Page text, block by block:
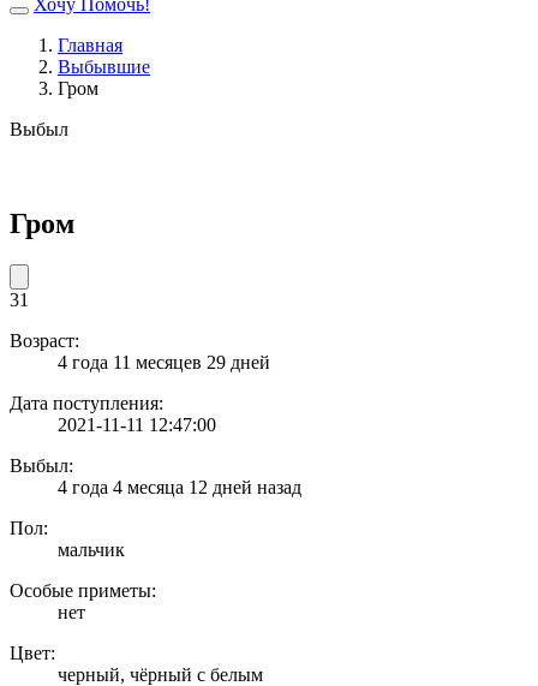
Хочу Помочь!
Главная
Выбывшие
Гром
Выбыл
Гром
31
Возраст:
4 года 11 месяцев 29 дней
Дата поступления:
2021-11-11 12:47:00
Выбыл:
4 года 4 месяца 12 дней назад
Пол:
мальчик
Особые приметы:
нет
Цвет:
черный, чёрный с белым